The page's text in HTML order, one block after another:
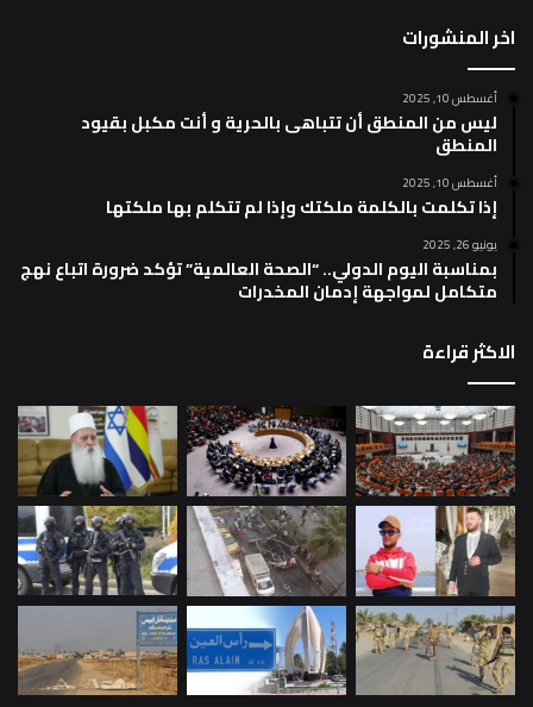
اخر المنشورات
أغسطس 10, 2025
ليس من المنطق أن تتباهى بالحرية و أنت مكبل بقيود
المنطق
أغسطس 10, 2025
إذا تكلمت بالكلمة ملكتك وإذا لم تتكلم بها ملكتها
يونيو 26, 2025
بمناسبة اليوم الدولي.. “الصحة العالمية” تؤكد ضرورة اتباع نهج
متكامل لمواجهة إدمان المخدرات
الاكثر قراءة